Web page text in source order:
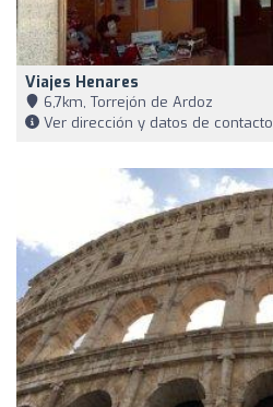
Viajes Henares
6,7km, Torrejón de Ardoz
Ver dirección y datos de contacto